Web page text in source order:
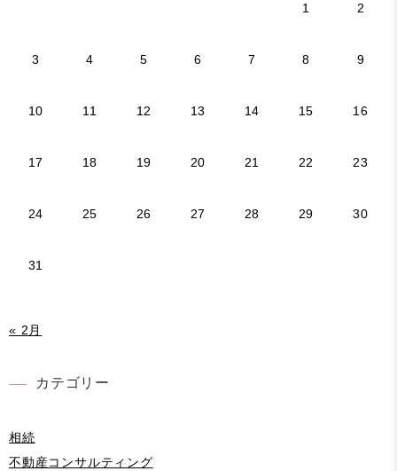
1 2
3 4 5 6 7 8 9
10 11 12 13 14 15 16
17 18 19 20 21 22 23
24 25 26 27 28 29 30
31
« 2月
カテゴリー
相続
不動産コンサルティング